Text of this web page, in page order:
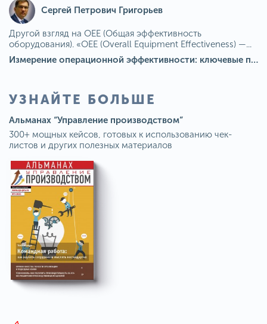
Сергей Петрович Григорьев
Другой взгляд на OEE (Общая эффективность
оборудования). «OEE (Overall Equipment Effectiveness) —...
Измерение операционной эффективности: ключевые показатели для непрерывного совершенствования
УЗНАЙТЕ БОЛЬШЕ
Альманах “Управление производством”
300+ мощных кейсов, готовых к использованию чек-
листов и других полезных материалов